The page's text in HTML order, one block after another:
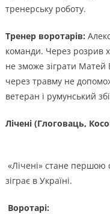
тренерську роботу.
Тренер воротарів:
команди. Через розрив
не зможе зіграти Матей
через травму не
ветеран і румунський
Лічені (Глоговаць,
«Лічені» стане
зіграє в Україні.
Воротарі: